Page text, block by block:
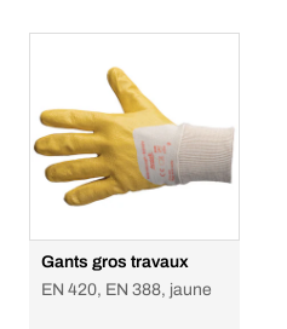
Gants gros travaux
EN 420, EN 388, jaune